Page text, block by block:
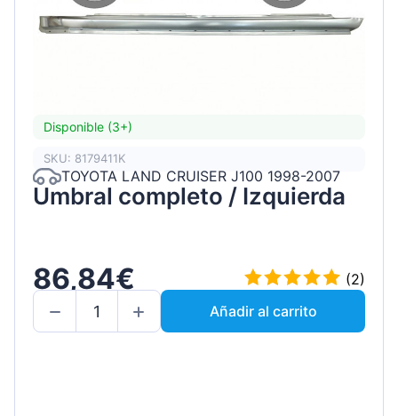
Disponible (3+)
SKU: 8179411K
TOYOTA LAND CRUISER J100 1998-2007
Umbral completo / Izquierda
86,84€
(2)
Añadir al carrito